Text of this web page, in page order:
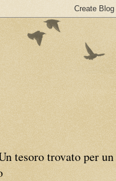
tesoro trovato per un